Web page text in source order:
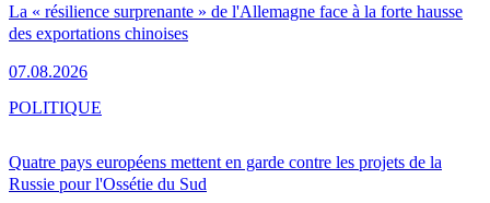
La « résilience surprenante » de l'Allemagne face à la forte hausse
des exportations chinoises
07.08.2026
Quatre pays européens mettent en garde contre les projets de la
Russie pour l'Ossétie du Sud
POLITIQUE